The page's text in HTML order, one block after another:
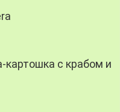
с крабом и